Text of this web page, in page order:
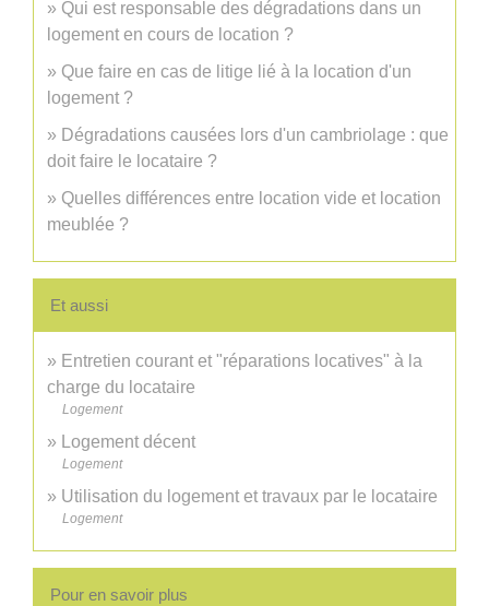
Qui est responsable des dégradations dans un
logement en cours de location ?
Que faire en cas de litige lié à la location d'un
logement ?
Dégradations causées lors d'un cambriolage : que
doit faire le locataire ?
Quelles différences entre location vide et location
meublée ?
Et aussi
Entretien courant et "réparations locatives" à la
charge du locataire
Logement
Logement décent
Logement
Utilisation du logement et travaux par le locataire
Logement
Pour en savoir plus